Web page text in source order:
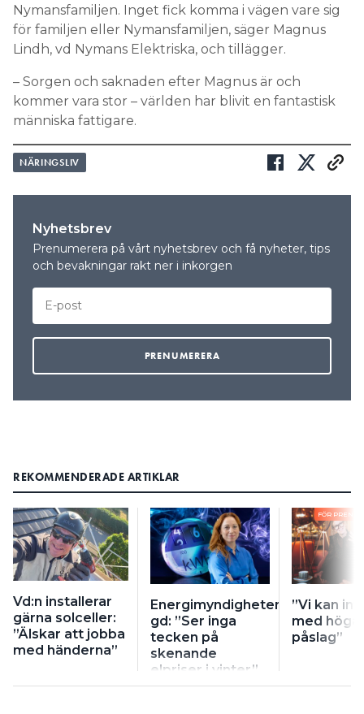
Nymansfamiljen. Inget fick komma i vägen vare sig
för familjen eller Nymansfamiljen, säger Magnus
Lindh, vd Nymans Elektriska, och tillägger.
– Sorgen och saknaden efter Magnus är och
kommer vara stor – världen har blivit en fantastisk
människa fattigare.
NÄRINGSLIV
Nyhetsbrev
Prenumerera på vårt nyhetsbrev och få nyheter, tips
och bevakningar rakt ner i inkorgen
REKOMMENDERADE ARTIKLAR
Vd:n installerar
gärna solceller:
”Älskar att jobba
med händerna”
Energimyndighetens
gd: ”Ser inga
tecken på
skenande
elpriser i vinter”
FÖR
”Vi kan
med höga
påslag”